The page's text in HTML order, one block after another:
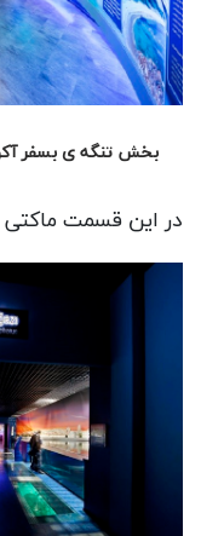
بخش تنگه ی بسفر
در این قسمت ماکتی